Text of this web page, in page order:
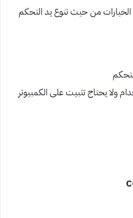
من حيث تنوع يد التحكم
ولا يحتاج تثبيت على الكمبيوتر